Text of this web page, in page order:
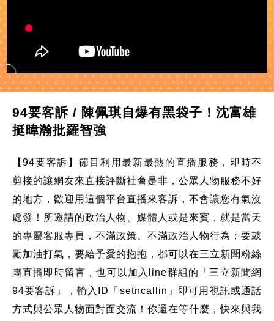
94要客訴 / 陳佩琪自爆有黑袋子！沈富雄
挺暐瀚批羅智強
【94要客訴】節目利用最新最熱的直播服務，即時不
剪接的讓網友來直接評斷社會是非，公眾人物服務不好
的地方，歡迎用這個平台直播來客訴，不會讓您有氣沒
處發！所邀請的政治人物、媒體人或是來賓，就是當天
的專屬客服專員，不滿政策、不滿政治人物行為；要鼓
勵加油打氣，要給予愛的抱抱，都可以在三立新聞粉絲
團直播即時留言，也可以加入line群組的「三立新聞網
94要客訴」，輸入ID「setncallin」即可用視訊或通話
方式與公眾人物面對面交流！你還在等什麼，快來與我